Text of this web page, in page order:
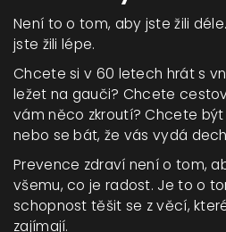
Není to o tom, aby jste žili
jste žili lépe.
Chcete si v 60 letech hrát s
ležet na gauči? Chcete
vám něco zkroutí? Chcete
nebo se bát, že vás vydá
Prevence zdraví není o tom,
všemu, co je radost. Je to o
schopnost těšit se z věcí,
zajímají.